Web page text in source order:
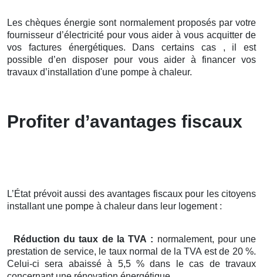
Les chèques énergie sont normalement proposés par votre
fournisseur d’électricité pour vous aider à vous acquitter de
vos factures énergétiques. Dans certains cas , il est
possible d’en disposer pour vous aider à financer vos
travaux d’installation d'une pompe à chaleur.
Profiter d’avantages fiscaux
L’État prévoit aussi des avantages fiscaux pour les citoyens
installant une pompe à chaleur dans leur logement :
Réduction du taux de la TVA : normalement, pour une
prestation de service, le taux normal de la TVA est de 20 %.
Celui-ci sera abaissé à 5,5 % dans le cas de travaux